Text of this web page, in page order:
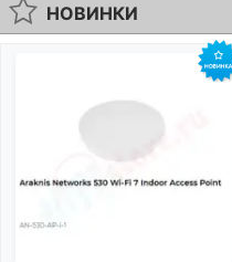
НОВИНКИ